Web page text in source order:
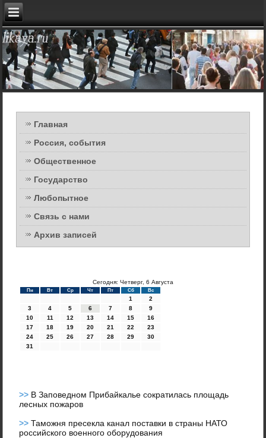
Главная
Россия, события
Общественное
Государство
Любопытное
Связь с нами
Архив записей
Сегодня: Четверг, 6 Августа
Пн Вт Ср Чт Пт Сб Вс
1
2
3
4 5 6 7 8
9
10
11 12 13 14 15
16
17
18 19 20 21 22
23
24
25 26 27 28 29
30
31
>> В Заповедном Прибайкалье сократилась площадь
лесных пожаров
>>Таможня пресекла канал поставки в страны НАТО
российского военного оборудования